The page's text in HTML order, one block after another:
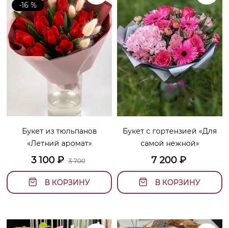
-16 %
Букет из тюльпанов
«Летний аромат»
3 100₽ 3 700
В КОРЗИНУ
Букет с гортензией «Для
самой нежной»
7 200₽
В КОРЗИНУ